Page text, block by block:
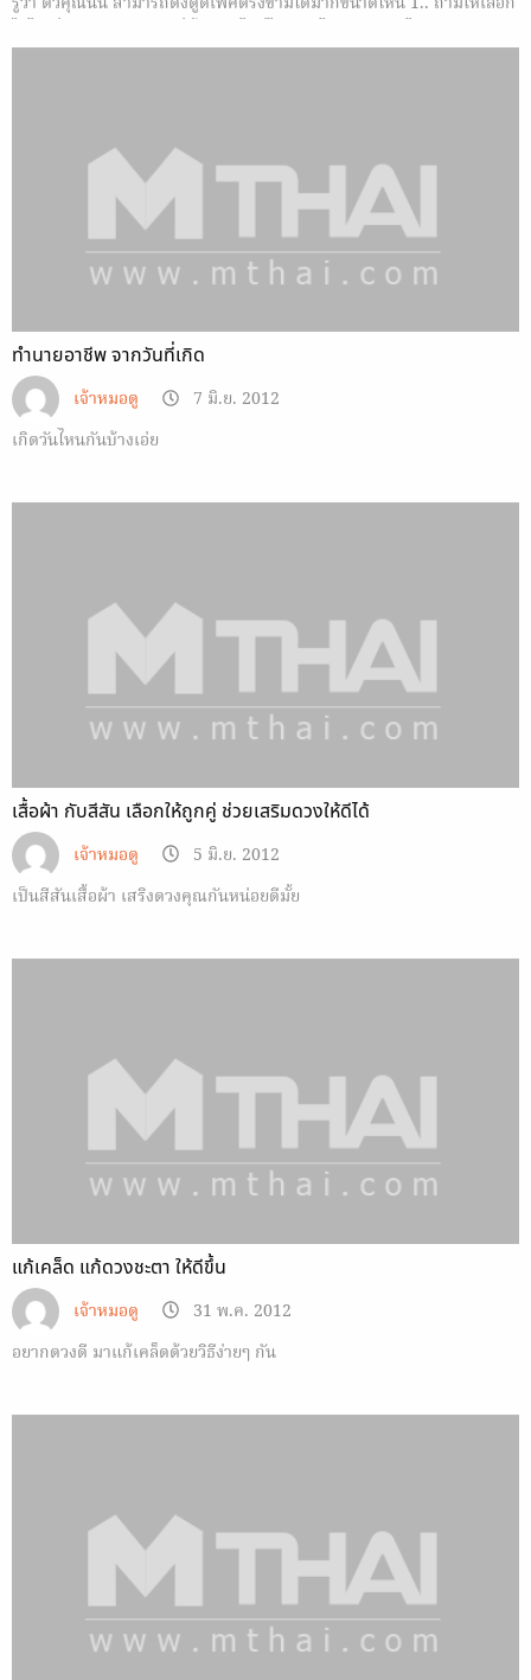
ทำนายอาชีพ จากวันที่เกิด
เจ้าหมอดู
7 มิ.ย. 2012
เกิดวันไหนกันบ้างเอ่ย
เสื้อผ้า กับสีสัน เลือกให้ถูกคู่ ช่วยเสริมดวงให้ดีได้
เจ้าหมอดู
5 มิ.ย. 2012
เป็นสีสันเสื้อผ้า เสริงดวงคุณกันหน่อยดีมั้ย
แก้เคล็ด แก้ดวงชะตา ให้ดีขึ้น
เจ้าหมอดู
31 พ.ค. 2012
อยากดวงดี มาแก้เคล็ดด้วยวิธีง่ายๆ กัน